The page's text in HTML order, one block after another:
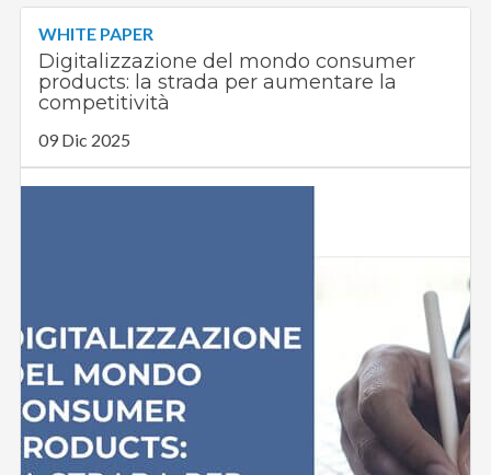
WHITE PAPER
Digitalizzazione del mondo consumer
products: la strada per aumentare la
competitività
09 Dic 2025